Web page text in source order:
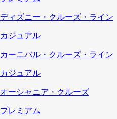
ディズニー・クルーズ・ライン
カジュアル
カーニバル・クルーズ・ライン
カジュアル
オーシャニア・クルーズ
プレミアム